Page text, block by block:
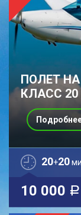
ПОЛЕТ НА
КЛАСС
20+20
10 000 a